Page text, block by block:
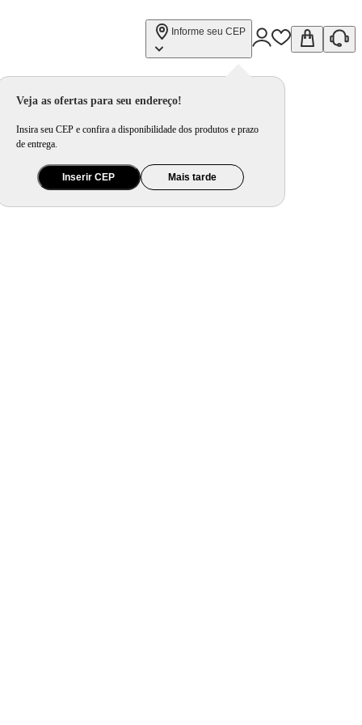
Informe seu CEP
Veja as ofertas para seu endereço!
Insira seu CEP e confira a disponibilidade dos produtos e prazo
de entrega.
Inserir CEP Mais tarde